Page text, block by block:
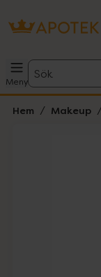
Meny
Sök
Hem Makeup